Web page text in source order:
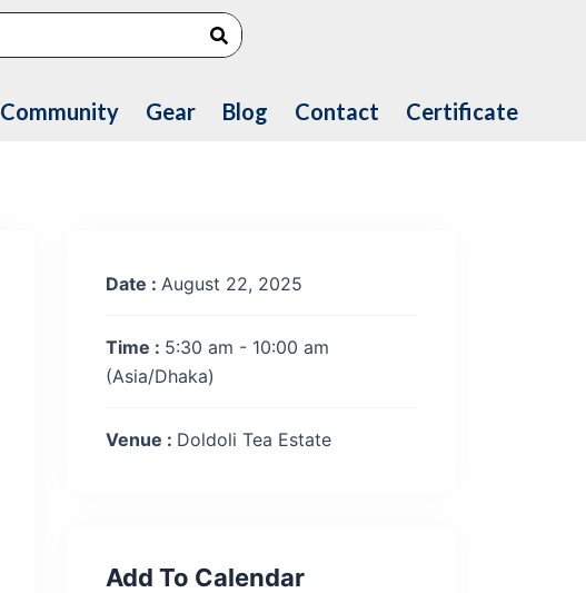
Search
Community Gear Blog Contact Certificate
Date : August 22, 2025
Time : 5:30 am - 10:00 am
(Asia/Dhaka)
Venue : Doldoli Tea Estate
Add To Calendar